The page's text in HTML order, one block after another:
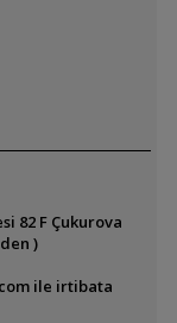
82 F Çukurova
)
ile irtibata